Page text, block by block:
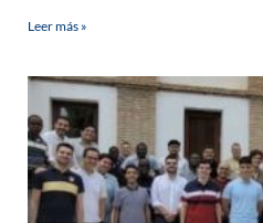
Leer más »